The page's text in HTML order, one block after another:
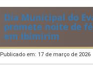
Dia Municipal do
promete noite de
em Ibimirim
Publicado em: 17 de março de 2026